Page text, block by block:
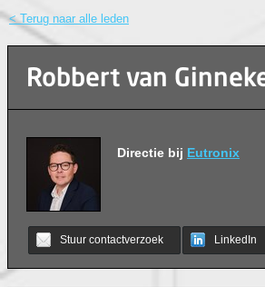
< Terug naar alle leden
Robbert van
Directie bij Eutronix
Stuur contactverzoek LinkedIn